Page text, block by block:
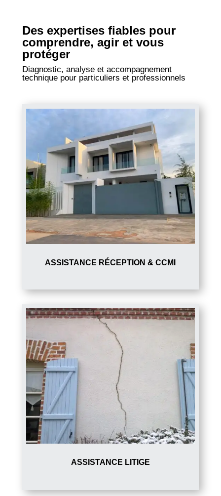
Des expertises fiables pour
comprendre, agir et vous
protéger
Diagnostic, analyse et accompagnement
technique pour particuliers et professionnels
ASSISTANCE RÉCEPTION & CCMI
ASSISTANCE LITIGE